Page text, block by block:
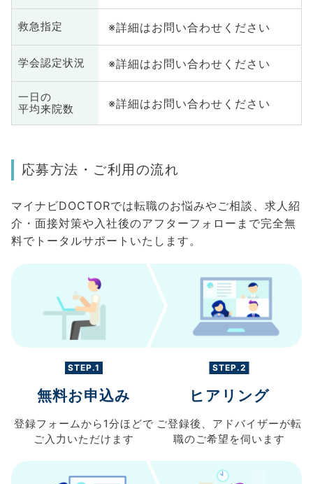
救急指定 ※詳細はお問い合わせください
学会認定状況 ※詳細はお問い合わせください
一日の
平均来院数
※詳細はお問い合わせください
応募方法・ご利用の流れ
マイナビDOCTORでは転職のお悩みやご相談、求人紹
介・面接対策や入社後のアフターフォローまで完全無
料でトータルサポートいたします。
STEP.1
無料お申込み
登録フォームから 1分ほどで
ご入力 いただけます
STEP.2
ヒアリング
ご登録後、 アドバイザーが転
職のご希望を伺います